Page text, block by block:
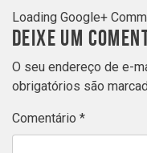
Loading Google+
DEIXE UM
O seu endereço de e-
obrigatórios são
Comentário *